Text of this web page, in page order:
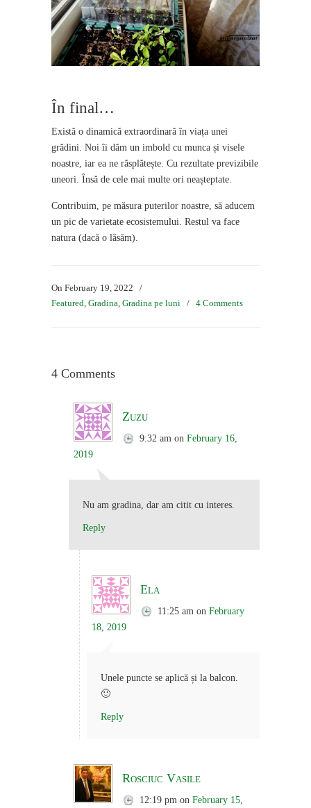
În final…
Există o dinamică extraordinară în viața unei
grădini. Noi îi dăm un imbold cu munca și visele
noastre, iar ea ne răsplătește. Cu rezultate previzibile
uneori. Însă de cele mai multe ori neașteptate.
Contribuim, pe măsura puterilor noastre, să aducem
un pic de varietate ecosistemului. Restul va face
natura (dacă o lăsăm).
On February 19, 2022
/
Featured Gradina Gradina pe luni / 4 Comments
4 Comments
Zuzu
9:32 am on February 16,
2019
Nu am gradina, dar am citit cu interes.
Reply
Ela
11:25 am on February
18, 2019
Unele puncte se aplică și la balcon.
🙂
Reply
Rosciuc Vasile
12:19 pm on February 15,